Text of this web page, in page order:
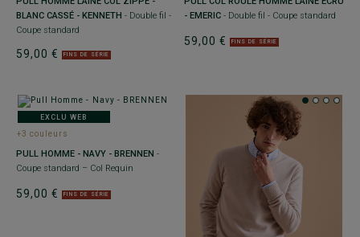
BLANC CASSÉ - KENNETH - Double fil -
Coupe standard
59,00 € FINS DE SÉRIE
- EMERIC - Double fil - Coupe standard
59,00 € FINS DE SÉRIE
EXCLU WEB
+3 couleurs
PULL HOMME - NAVY - BRENNEN -
Coupe standard – Col Requin
59,00 € FINS DE SÉRIE